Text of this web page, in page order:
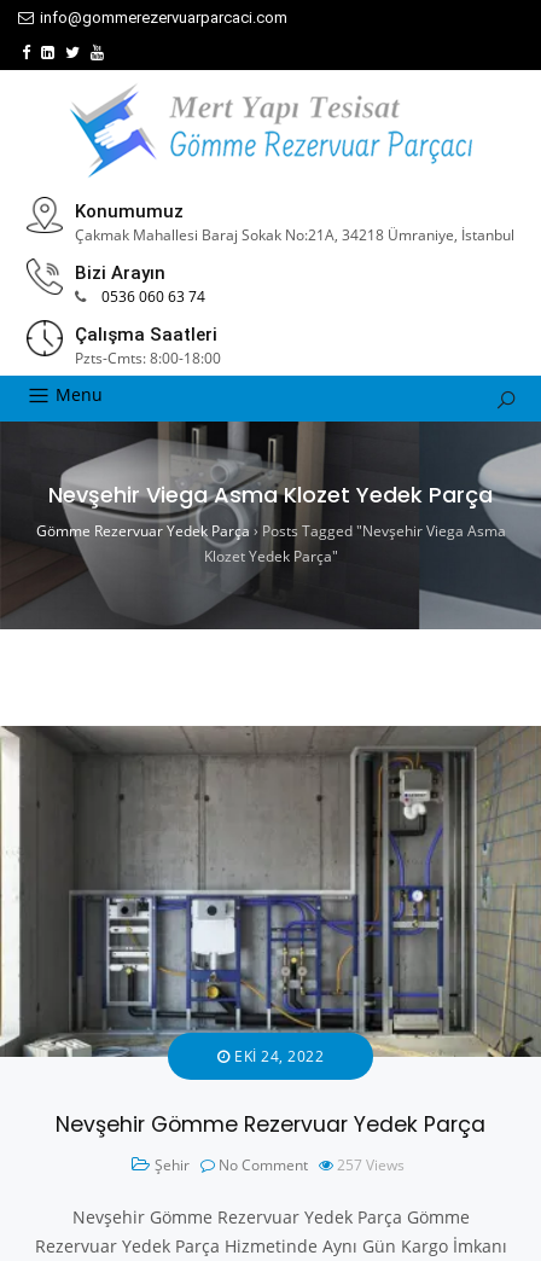
info@gommerezervuarparcaci.com
Konumumuz
Çakmak Mahallesi Baraj Sokak No:21A, 34218 Ümraniye, İstanbul
Bizi Arayın
0536 060 63 74
Çalışma Saatleri
Pzts-Cmts: 8:00-18:00
Menu
Nevşehir Viega Asma Klozet Yedek Parça
Gömme Rezervuar Yedek Parça› Posts Tagged "Nevşehir Viega Asma
Klozet Yedek Parça"
EKI 24, 2022
Nevşehir Gömme Rezervuar Yedek Parça
Şehir No Comment 257 Views
Nevşehir Gömme Rezervuar Yedek Parça Gömme
Rezervuar Yedek Parça Hizmetinde Aynı Gün Kargo İmkanı